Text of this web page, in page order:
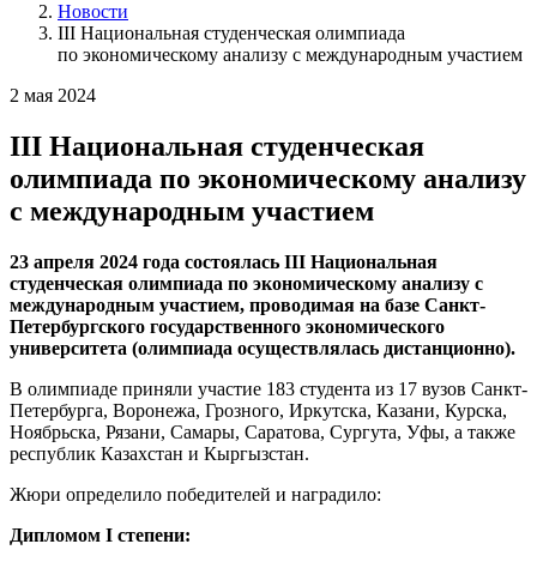
Новости
III Национальная студенческая олимпиада
по экономическому анализу с международным участием
2 мая 2024
III Национальная студенческая
олимпиада по экономическому анализу
с международным участием
23 апреля 2024 года состоялась III Национальная
студенческая олимпиада по экономическому анализу с
международным участием, проводимая на базе Санкт-
Петербургского государственного экономического
университета (олимпиада осуществлялась дистанционно).
В олимпиаде приняли участие 183 студента из 17 вузов Санкт-
Петербурга, Воронежа, Грозного, Иркутска, Казани, Курска,
Ноябрьска, Рязани, Самары, Саратова, Сургута, Уфы, а также
республик Казахстан и Кыргызстан.
Жюри определило победителей и наградило:
Дипломом I степени: